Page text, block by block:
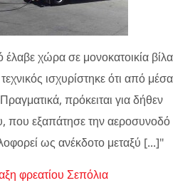
έλαβε χώρα σε μονοκατοικία βίλα
ισχυρίστηκε ότι από μέσα
πρόκειται για δήθεν
που εξαπάτησε την αεροσυνοδό
ως ανέκδοτο μεταξύ [...]"
φρεατίου Σεπόλια